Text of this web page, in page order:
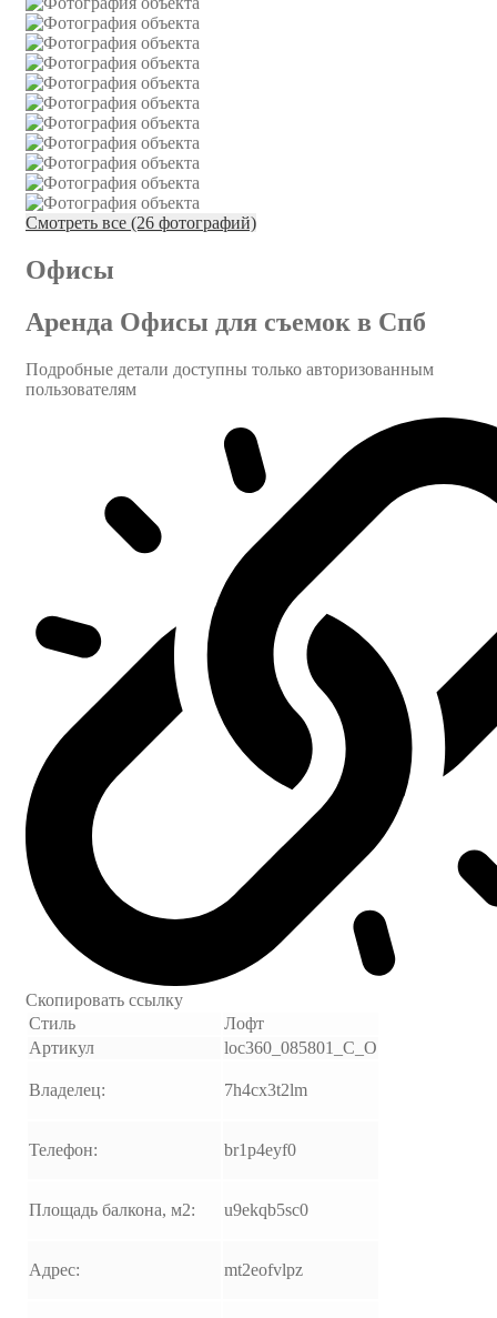
Смотреть все (26 фотографий)
Офисы
Аренда Офисы для съемок в Спб
Подробные детали доступны только авторизованным
пользователям
Скопировать ссылку
Стиль
Лофт
Артикул
loc360_085801_C_O
Владелец: 7h4cx3t2lm
Телефон: br1p4eyf0
Площадь балкона, м2: u9ekqb5sc0
Адрес: mt2eofvlpz